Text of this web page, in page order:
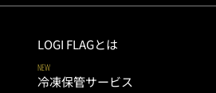
LOGI FLAGとは
NEW
冷凍保管サービス